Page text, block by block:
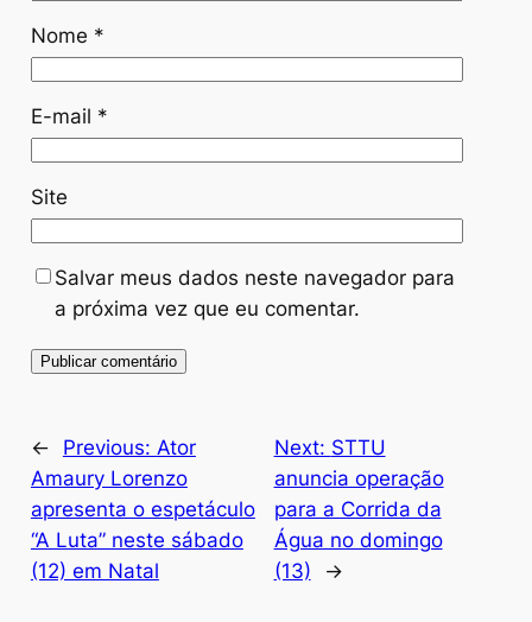
Nome *
E-mail *
Site
Salvar meus dados neste navegador para
a próxima vez que eu comentar.
← Previous: Ator
Amaury Lorenzo
apresenta o espetáculo
“A Luta” neste sábado
(12) em Natal
Next: STTU
anuncia operação
para a Corrida da
Água no domingo
(13)
→